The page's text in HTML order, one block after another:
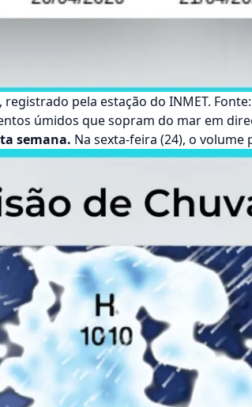
pela estação do INMET.
úmidos que sopram do mar em
semana. Na sexta-feira (24), o volume